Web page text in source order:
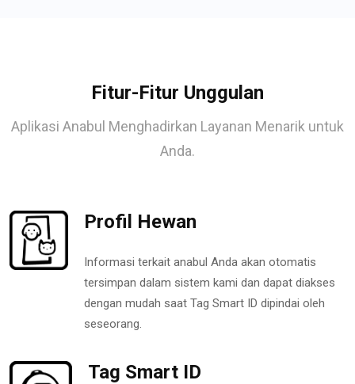
Fitur-Fitur Unggulan
Aplikasi Anabul Menghadirkan Layanan Menarik untuk
Anda.
Profil Hewan
Informasi terkait anabul Anda akan otomatis
tersimpan dalam sistem kami dan dapat diakses
dengan mudah saat Tag Smart ID dipindai oleh
seseorang.
Tag Smart ID